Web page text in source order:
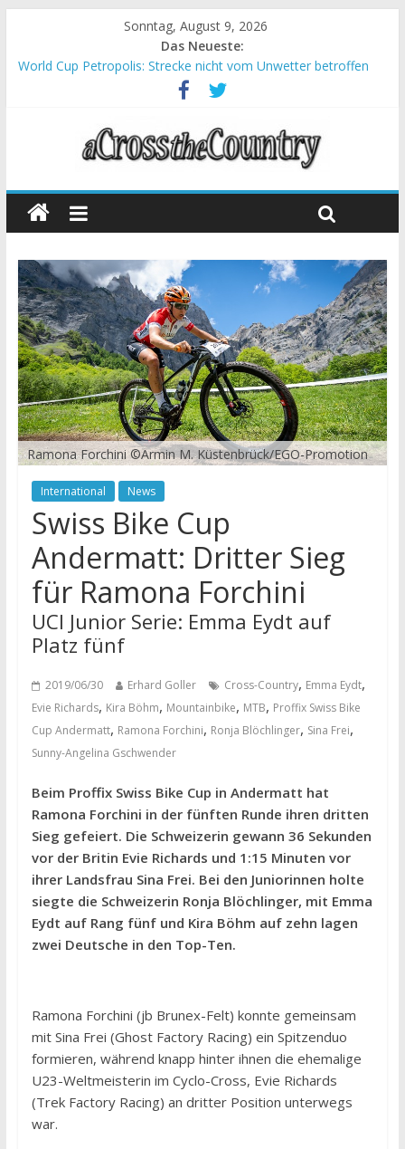
Sonntag, August 9, 2026
Das Neueste:
World Cup Petropolis: Strecke nicht vom Unwetter betroffen
Krumbach und Obergessertshausen: Mountainbike-Bundesliga
Supercup Massi Banyoles: Siege für Carod und Richards
Halbzeit beim Andalucia Bike Race: Weltmeister Seewald führt
Chelva: Schweizer Doppelsieg beim ersten XCO-Rennen der
Ramona Forchini ©Armin M. Küstenbrück/EGO-Promotion
International News
Swiss Bike Cup
Andermatt: Dritter Sieg
für Ramona Forchini
UCI Junior Serie: Emma Eydt auf
Platz fünf
2019/06/30 Erhard Goller Cross-Country, Emma Eydt,
Evie Richards, Kira Böhm, Mountainbike, MTB, Proffix Swiss Bike
Cup Andermatt, Ramona Forchini, Ronja Blöchlinger, Sina Frei,
Sunny-Angelina Gschwender
Beim Proffix Swiss Bike Cup in Andermatt hat
Ramona Forchini in der fünften Runde ihren dritten
Sieg gefeiert. Die Schweizerin gewann 36 Sekunden
vor der Britin Evie Richards und 1:15 Minuten vor
ihrer Landsfrau Sina Frei. Bei den Juniorinnen holte
siegte die Schweizerin Ronja Blöchlinger, mit Emma
Eydt auf Rang fünf und Kira Böhm auf zehn lagen
zwei Deutsche in den Top-Ten.
Ramona Forchini (jb Brunex-Felt) konnte gemeinsam
mit Sina Frei (Ghost Factory Racing) ein Spitzenduo
formieren, während knapp hinter ihnen die ehemalige
U23-Weltmeisterin im Cyclo-Cross, Evie Richards
(Trek Factory Racing) an dritter Position unterwegs
war.